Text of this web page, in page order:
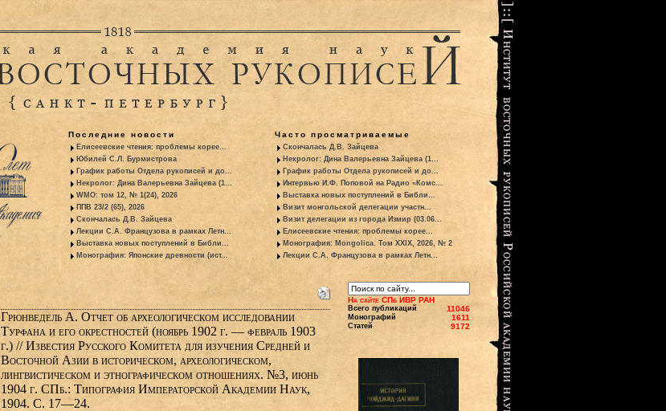
Последние новости
Елисеевские чтения: проблемы корее...
Юбилей С.Л. Бурмистрова
График работы Отдела рукописей и до...
Некролог: Дина Валерьевна Зайцева (1...
WMO: том 12, № 1(24), 2026
ППВ 23/2 (65), 2026
Скончалась Д.В. Зайцева
Лекции С.А. Французова в рамках Летн...
Выставка новых поступлений в Библи...
Монография: Японские древности (ист...
Часто просматриваемые
Скончалась Д.В. Зайцева
Некролог: Дина Валерьевна Зайцева (1...
График работы Отдела рукописей и до...
Интервью И.Ф. Поповой на Радио «Комс...
Выставка новых поступлений в Библи...
Визит монгольской делегации участн...
Визит делегации из города Измир (03.06...
Елисеевские чтения: проблемы корее...
Монография: Mongolica. Том XXIX, 2026, № 2
Лекции С.А. Французова в рамках Летн...
Грюнведель А. Отчет об археологическом исследовании
Турфана и его окрестностей (ноябрь 1902 г. — февраль 1903
г.) // Известия Русского Комитета для изучения Средней и
Восточной Азии в историческом, археологическом,
лингвистическом и этнографическом отношениях. №3, июнь
1904 г. СПб.: Типография Императорской Академии Наук,
1904. С. 17—24.
На сайте СПб ИВР РАН
Всего публикаций 11046
Монографий 1611
Статей 9172